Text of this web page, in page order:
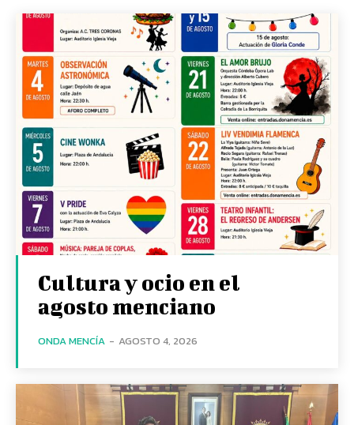
Cultura y ocio en el
agosto menciano
ONDA MENCÍA - AGOSTO 4, 2026